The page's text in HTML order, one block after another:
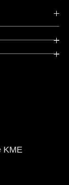
KME